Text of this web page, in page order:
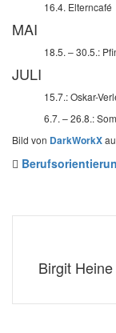
16.4. Elterncafé
MAI
18.5. – 30.5.:
JULI
15.7.: Oskar-
6.7. – 26.8.:
Bild von DarkWorkX
Birgit Heine